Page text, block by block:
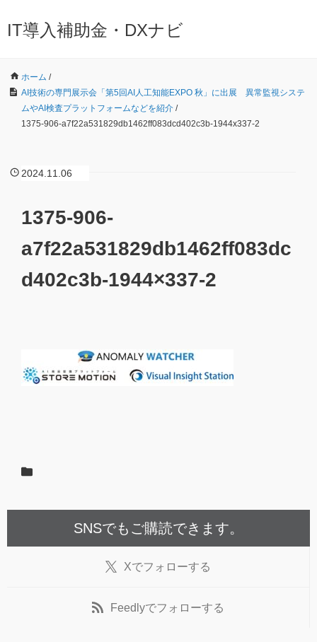
IT導入補助金・DXナビ
ホーム /
AI技術の専門展示会「第5回AI人工知能EXPO 秋」に出展 異常監視システ
ムやAI検査プラットフォームなどを紹介 /
1375-906-a7f22a531829db1462ff083dcd402c3b-1944x337-2
2024.11.06
1375-906-
a7f22a531829db1462ff083dc
d402c3b-1944×337-2
SNSでもご購読できます。
Xでフォローする
Feedlyでフォローする